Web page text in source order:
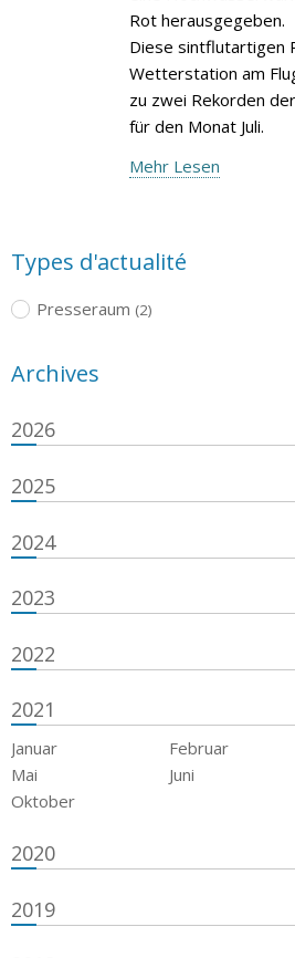
Rot herausgegeben.
Diese sintflutartigen
Wetterstation am
zu zwei Rekorden
für den Monat Juli.
Mehr Lesen
Types d'actualité
Presseraum (2)
Archives
2026
2025
2024
2023
2022
2021
Januar Februar
Mai
Juni
Oktober
2020
2019